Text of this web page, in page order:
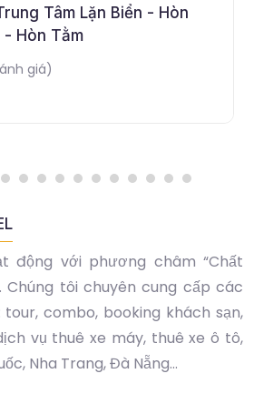
(0 đánh giá)
động với phương châm “Chất
Chúng tôi chuyên cung cấp các
combo, booking khách sạn,
vụ thuê xe máy, thuê xe ô tô,
Nha Trang, Đà Nẵng...